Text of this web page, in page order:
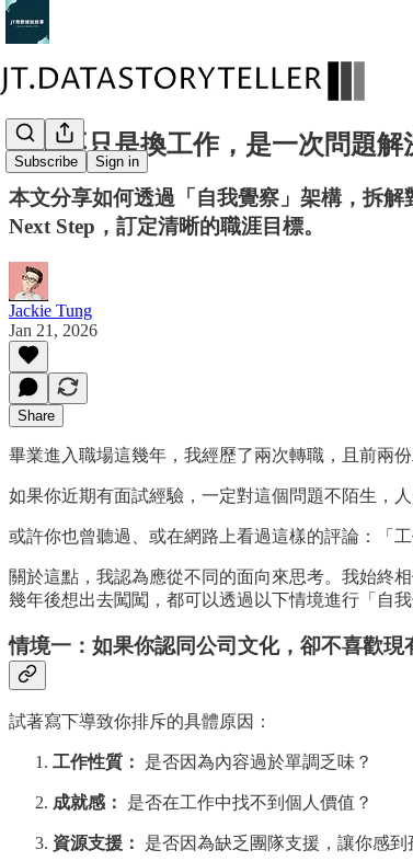
Subscribe Sign in
轉職不只是換工作，是一次問題
本文分享如何透過「自我覺察」架構，拆
Next Step，訂定清晰的職涯目標。
Jackie Tung
Jan 21, 2026
Share
畢業進入職場這幾年，我經歷了兩次轉職，且前兩
如果你近期有面試經驗，一定對這個問題不陌生，
或許你也曾聽過、或在網路上看過這樣的評論：「
關於這點，我認為應從不同的面向來思考。我始終
幾年後想出去闖闖，都可以透過以下情境進行「自我
情境一：如果你認同公司文化，卻不喜歡現
試著寫下導致你排斥的具體原因：
工作性質： 是否因為內容過於單調乏味？
成就感： 是否在工作中找不到個人價值？
資源支援： 是否因為缺乏團隊支援，讓你感到